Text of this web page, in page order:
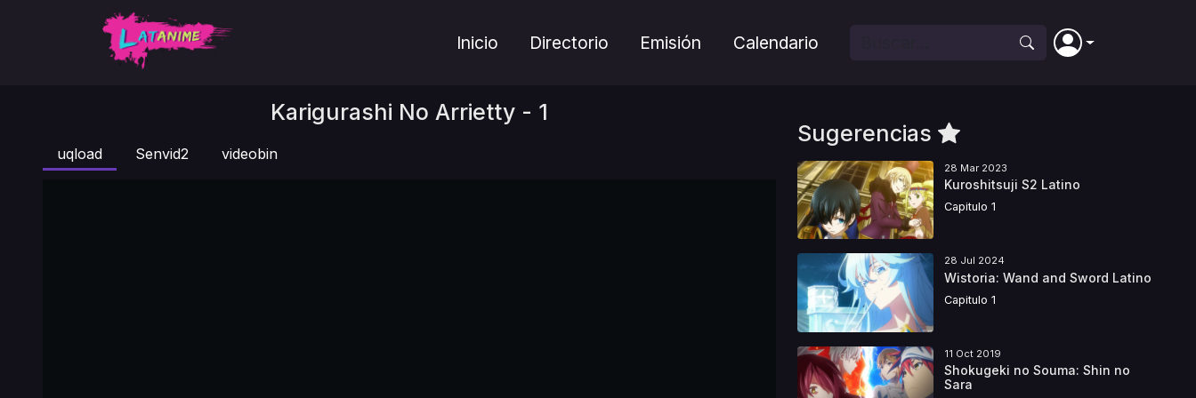
Inicio Directorio Emisión Calendario
Karigurashi No Arrietty - 1
uqload Senvid2 videobin
Sugerencias
28 Mar 2023
Kuroshitsuji S2 Latino
Capitulo 1
28 Jul 2024
Wistoria: Wand and Sword Latino
Capitulo 1
11 Oct 2019
Shokugeki no Souma: Shin no
Sara